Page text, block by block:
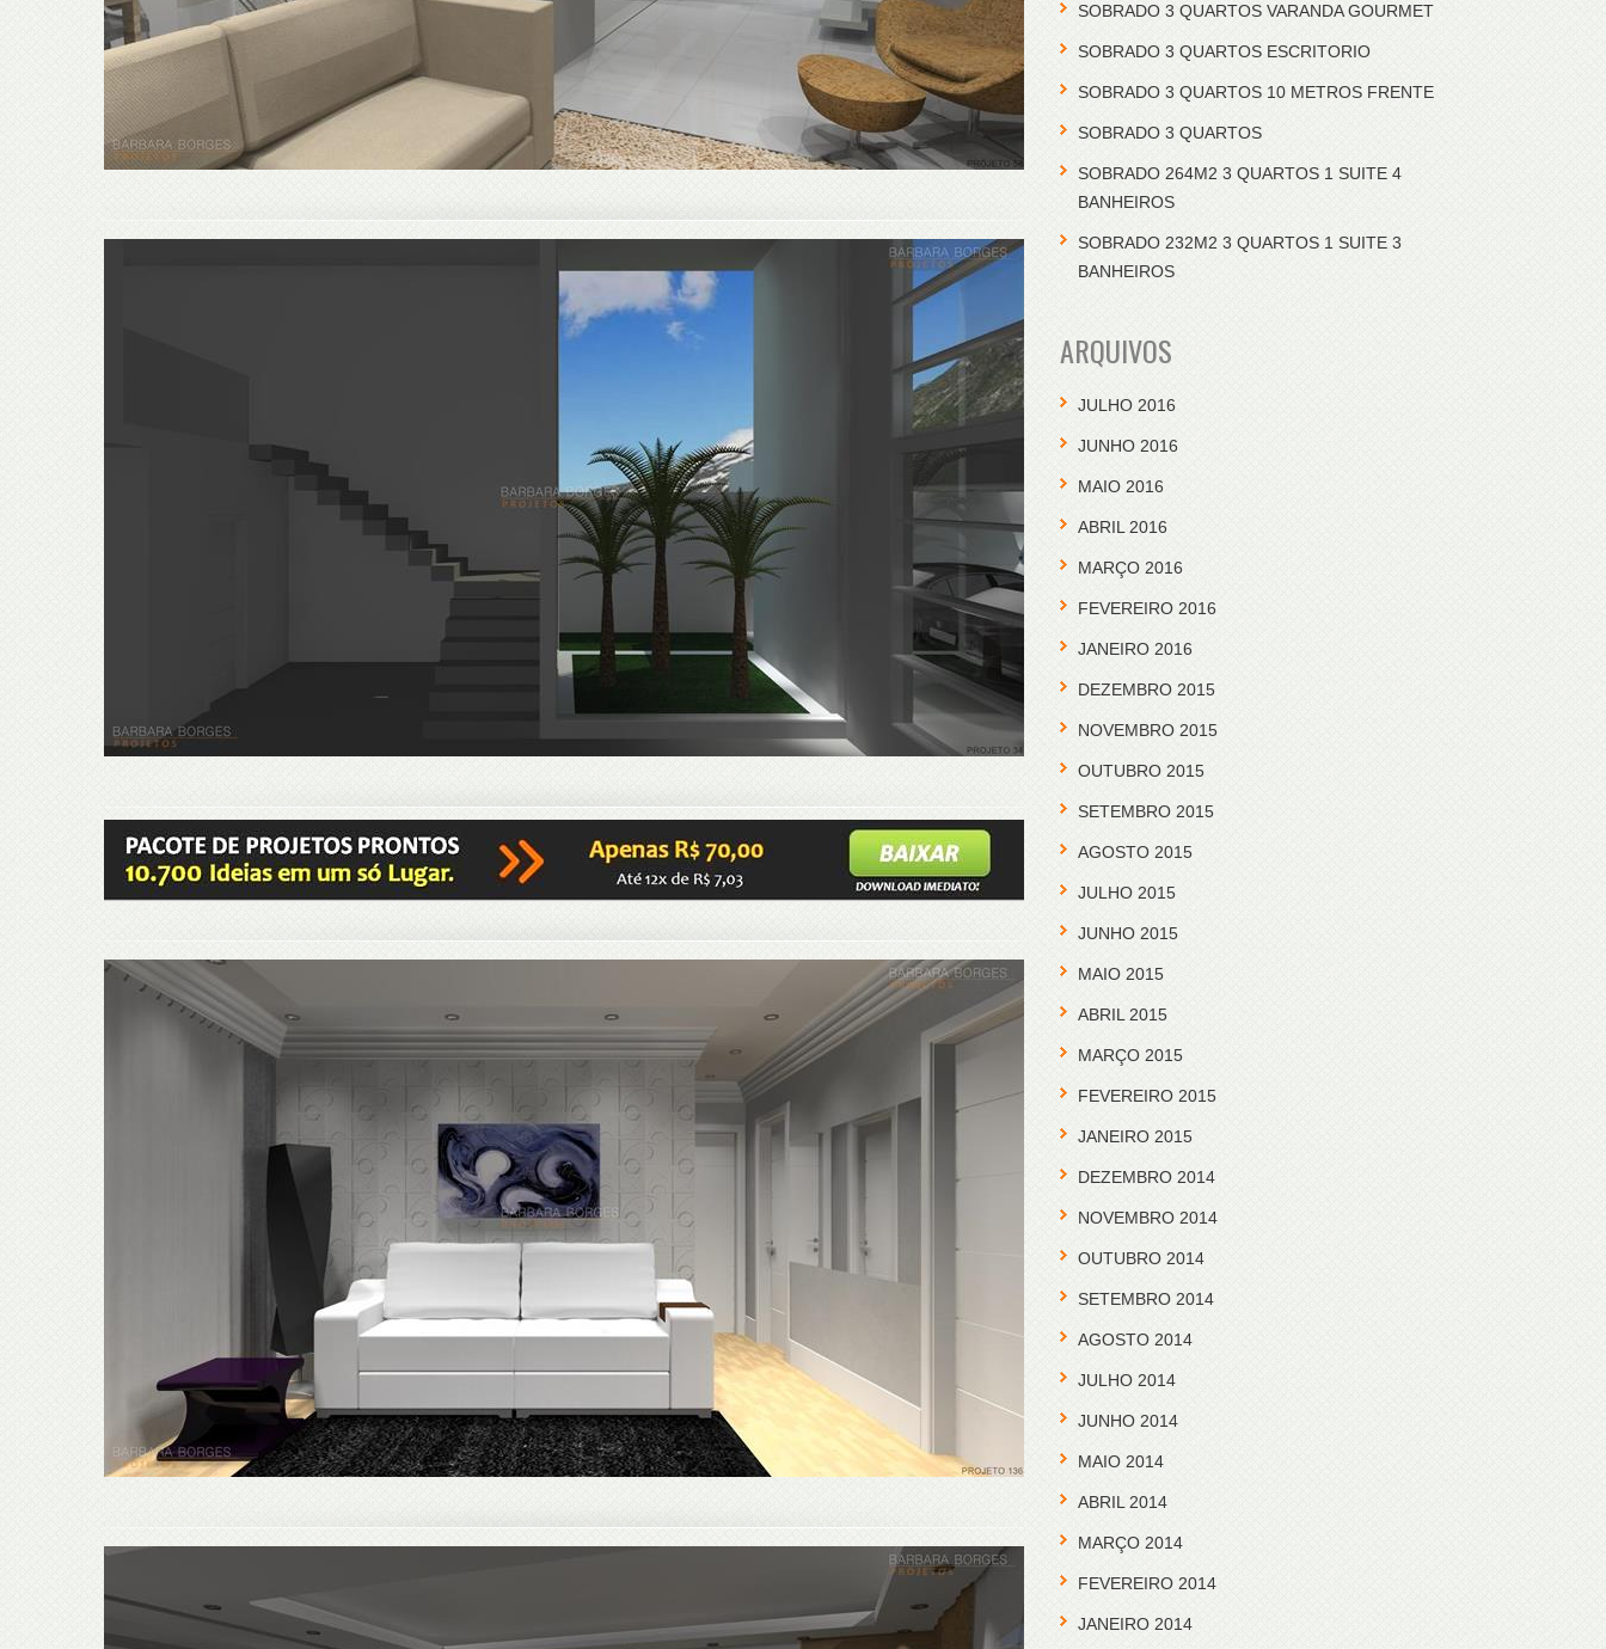
SOBRADO 3 QUARTOS VARANDA GOURMET
SOBRADO 3 QUARTOS ESCRITORIO
SOBRADO 3 QUARTOS 10 METROS FRENTE
SOBRADO 3 QUARTOS
SOBRADO 264M2 3 QUARTOS 1 SUITE 4
BANHEIROS
SOBRADO 232M2 3 QUARTOS 1 SUITE 3
BANHEIROS
ARQUIVOS
JULHO 2016
JUNHO 2016
MAIO 2016
ABRIL 2016
MARÇO 2016
FEVEREIRO 2016
JANEIRO 2016
DEZEMBRO 2015
NOVEMBRO 2015
OUTUBRO 2015
SETEMBRO 2015
AGOSTO 2015
JULHO 2015
JUNHO 2015
MAIO 2015
ABRIL 2015
MARÇO 2015
FEVEREIRO 2015
JANEIRO 2015
DEZEMBRO 2014
NOVEMBRO 2014
OUTUBRO 2014
SETEMBRO 2014
AGOSTO 2014
JULHO 2014
JUNHO 2014
MAIO 2014
ABRIL 2014
MARÇO 2014
FEVEREIRO 2014
JANEIRO 2014